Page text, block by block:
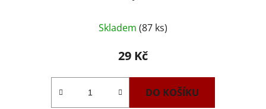
Skladem (87 ks)
29 Kč
DO KOŠÍKU